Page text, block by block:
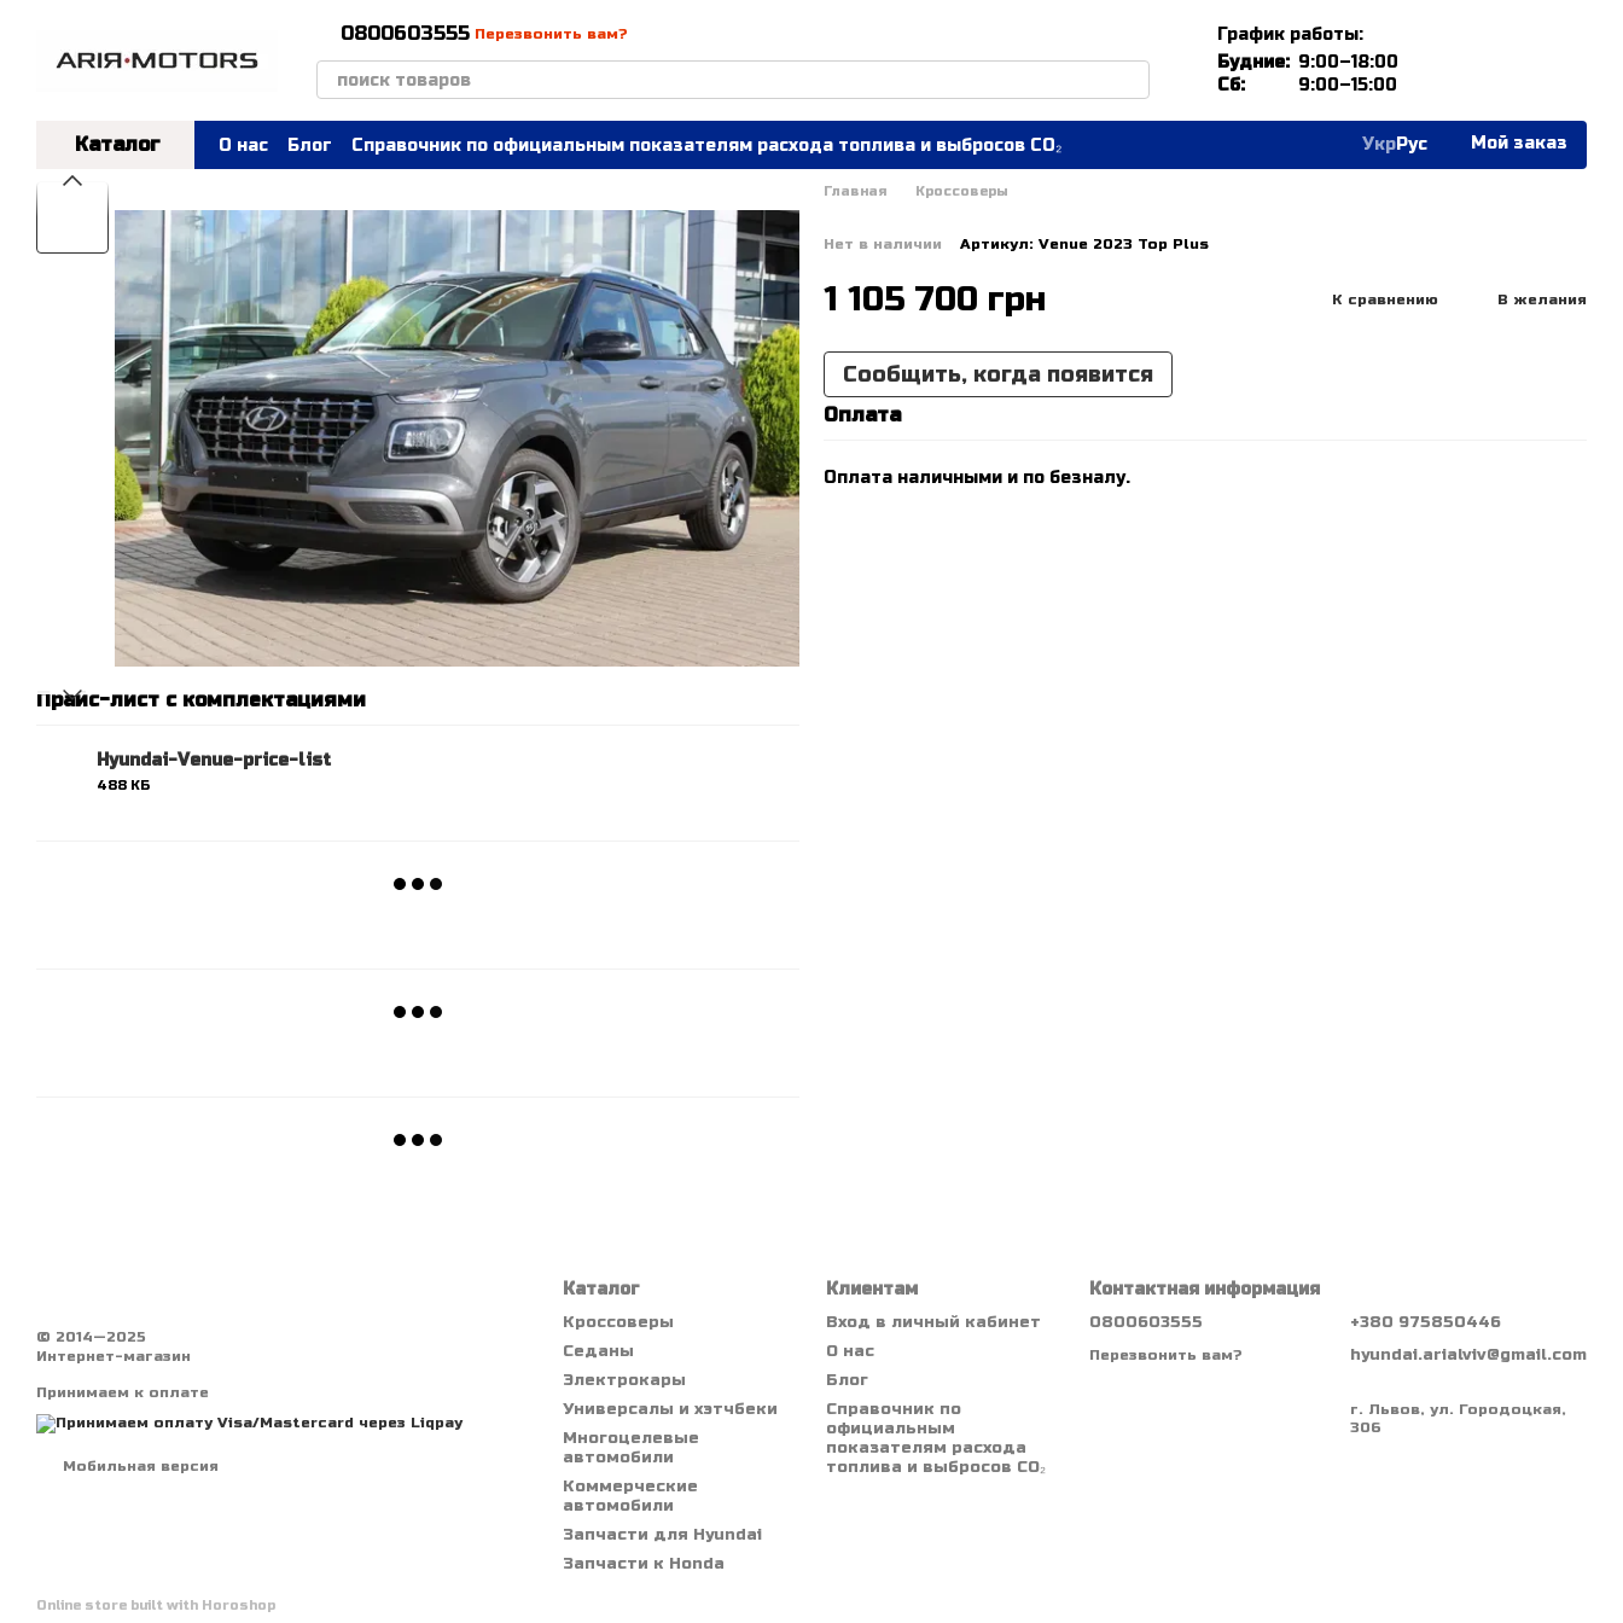
0800603555 Перезвонить вам?
График работы:
Будние: 9:00–18:00
Сб:
9:00–15:00
Каталог О нас Блог Справочник по официальным показателям расхода топлива и выбросов CO₂ УкрРус Мой заказ
Прайс-лист с комплектациями
Hyundai-Venue-price-list
488 КБ
Главная Кроссоверы
Нет в наличии Артикул: Venue 2023 Top Plus
1 105 700 грн К сравнению В желания
Сообщить, когда появится
Оплата
Оплата наличными и по безналу.
© 2014—2025
Интернет-магазин
Принимаем к оплате
Мобильная версия
Online store built with Horoshop
Каталог
Кроссоверы
Седаны
Электрокары
Универсалы и хэтчбеки
Многоцелевые
автомобили
Коммерческие
автомобили
Запчасти для Hyundai
Запчасти к Honda
Клиентам
Вход в личный кабинет
О нас
Блог
Справочник по
официальным
показателям расхода
топлива и выбросов CO₂
Контактная информация
0800603555
Перезвонить вам?
+380 975850446
hyundai.arialviv@gmail.com
г. Львов, ул. Городоцкая,
306